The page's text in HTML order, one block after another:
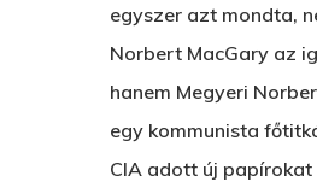
egyszer azt mondta,
Norbert MacGary az
hanem Megyeri
egy kommunista
CIA adott új papírokat